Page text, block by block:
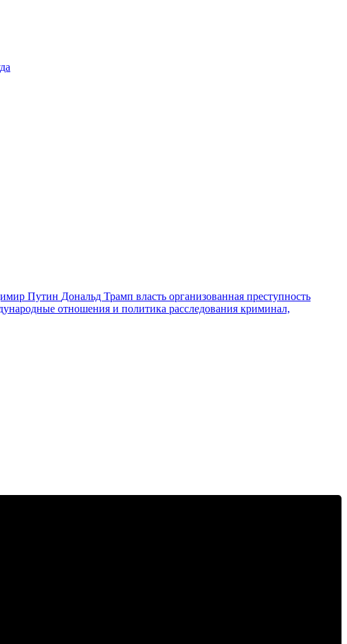
Путин Дональд Трамп власть организованная преступность
отношения и политика расследования криминал,